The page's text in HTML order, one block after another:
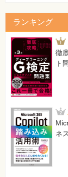
ランキング
徹
ト
ネ